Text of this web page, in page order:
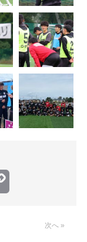
次へ »